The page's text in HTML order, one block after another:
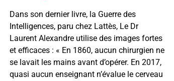
Dans son dernier livre, la Guerre des
Intelligences, paru chez Lattès, Le Dr
Laurent Alexandre utilise des images fortes
et efficaces : « En 1860, aucun chirurgien ne
se lavait les mains avant d’opérer. En 2017,
quasi aucun enseignant n’évalue le cerveau